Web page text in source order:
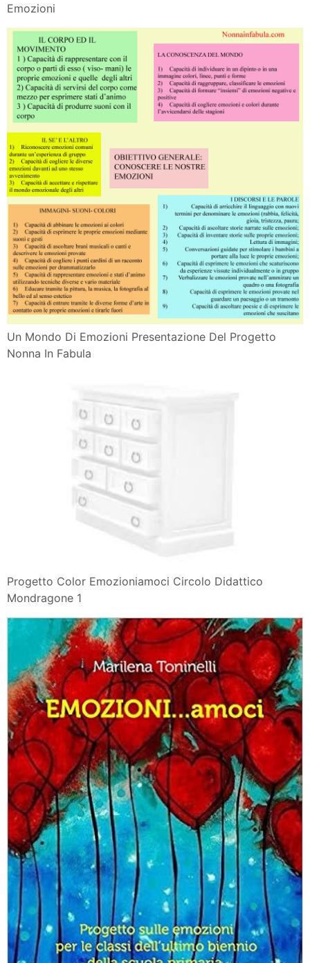
Emozioni
Un Mondo Di Emozioni Presentazione Del Progetto
Nonna In Fabula
Progetto Color Emozioniamoci Circolo Didattico
Mondragone 1